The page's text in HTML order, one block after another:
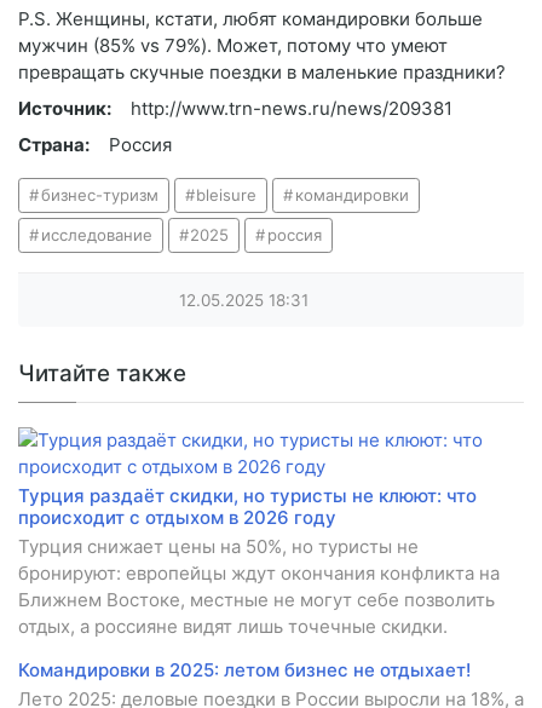
P.S. Женщины, кстати, любят командировки больше
мужчин (85% vs 79%). Может, потому что умеют
превращать скучные поездки в маленькие праздники?
Источник:
http://www.trn-news.ru/news/209381
Страна:
Россия
бизнес-туризм bleisure командировки
исследование 2025 россия
12.05.2025 18:31
Читайте также
Турция раздаёт скидки, но туристы не клюют: что
происходит с отдыхом в 2026 году
Турция снижает цены на 50%, но туристы не
бронируют: европейцы ждут окончания конфликта на
Ближнем Востоке, местные не могут себе позволить
отдых, а россияне видят лишь точечные скидки.
Командировки в 2025: летом бизнес не отдыхает!
Лето 2025: деловые поездки в России выросли на 18%, а